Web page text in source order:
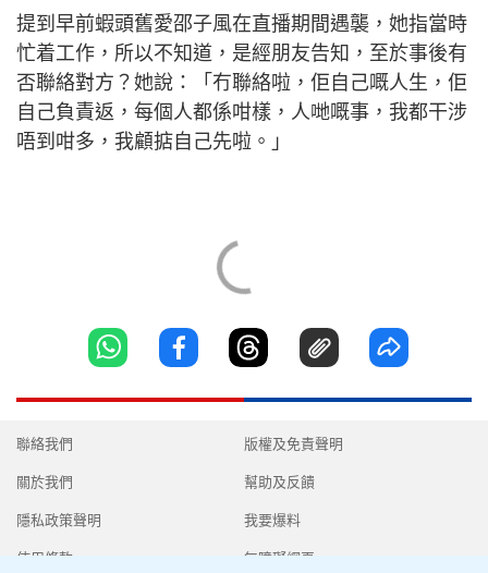
提到早前蝦頭舊愛邵子風在直播期間遇襲，她指當時
忙着工作，所以不知道，是經朋友告知，至於事後有
否聯絡對方？她說：「冇聯絡啦，佢自己嘅人生，佢
自己負責返，每個人都係咁樣，人哋嘅事，我都干涉
唔到咁多，我顧掂自己先啦。」
聯絡我們
關於我們
隱私政策聲明
使用條款
版權及免責聲明
幫助及反饋
我要爆料
無障礙網頁